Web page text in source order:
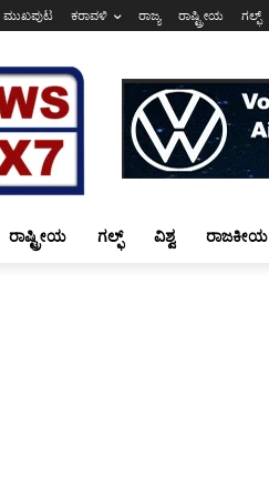
ಮುಖಪುಟ ಕರಾವಳಿ ರಾಜ್ಯ ರಾಷ್ಟ್ರೀಯ ಗಲ್ಫ್
ರಾಷ್ಟ್ರೀಯ ಗಲ್ಫ್ ವಿಶ್ವ ರಾಜಕೀಯ